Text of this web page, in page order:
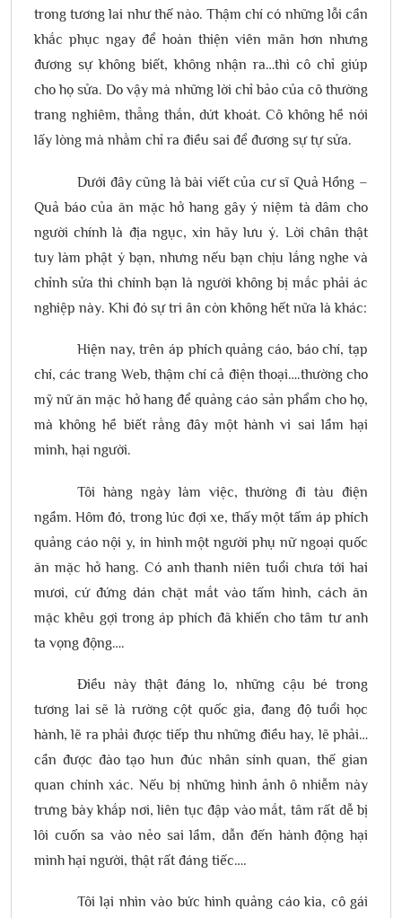
trong tương lai như thế nào. Thậm chí có những lỗi cần
khắc phục ngay để hoàn thiện viên mãn hơn nhưng
đương sự không biết, không nhận ra…thì cô chỉ giúp
cho họ sửa. Do vậy mà những lời chỉ bảo của cô thường
trang nghiêm, thẳng thắn, dứt khoát. Cô không hề nói
lấy lòng mà nhằm chỉ ra điều sai để đương sự tự sửa.
Dưới đây cũng là bài viết của cư sĩ Quả Hồng –
Quả báo của ăn mặc hở hang gây ý niệm tà dâm cho
người chính là địa ngục, xin hãy lưu ý. Lời chân thật
tuy làm phật ý bạn, nhưng nếu bạn chịu lắng nghe và
chỉnh sửa thì chính bạn là người không bị mắc phải ác
nghiệp này. Khi đó sự tri ân còn không hết nữa là khác:
Hiện nay, trên áp phích quảng cáo, báo chí, tạp
chí, các trang Web, thậm chí cả điện thoại….thường cho
mỹ nữ ăn mặc hở hang để quảng cáo sản phẩm cho họ,
mà không hề biết rằng đây một hành vi sai lầm hại
mình, hại người.
Tôi hàng ngày làm việc, thường đi tàu điện
ngầm. Hôm đó, trong lúc đợi xe, thấy một tấm áp phích
quảng cáo nội y, in hình một người phụ nữ ngoại quốc
ăn mặc hở hang. Có anh thanh niên tuổi chưa tới hai
mươi, cứ đứng dán chặt mắt vào tấm hình, cách ăn
mặc khêu gợi trong áp phích đã khiến cho tâm tư anh
ta vọng động….
Điều này thật đáng lo, những cậu bé trong
tương lai sẽ là rường cột quốc gia, đang độ tuổi học
hành, lẽ ra phải được tiếp thu những điều hay, lẽ phải…
cần được đào tạo hun đúc nhân sính quan, thế gian
quan chính xác. Nếu bị những hình ảnh ô nhiễm này
trưng bày khắp nơi, liên tục đập vào mắt, tâm rất dễ bị
lôi cuốn sa vào nẻo sai lầm, dẫn đến hành động hại
mình hại người, thật rất đáng tiếc….
Tôi lại nhìn vào bức hình quảng cáo kia, cô gái